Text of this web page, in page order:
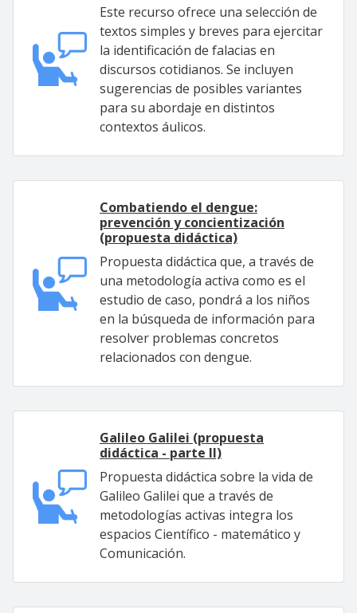
Este recurso ofrece una selección de
textos simples y breves para ejercitar
la identificación de falacias en
discursos cotidianos. Se incluyen
sugerencias de posibles variantes
para su abordaje en distintos
contextos áulicos.
Combatiendo el dengue:
prevención y concientización
(propuesta didáctica)
Propuesta didáctica que, a través de
una metodología activa como es el
estudio de caso, pondrá a los niños
en la búsqueda de información para
resolver problemas concretos
relacionados con dengue.
Galileo Galilei (propuesta
didáctica - parte II)
Propuesta didáctica sobre la vida de
Galileo Galilei que a través de
metodologías activas integra los
espacios Científico - matemático y
Comunicación.